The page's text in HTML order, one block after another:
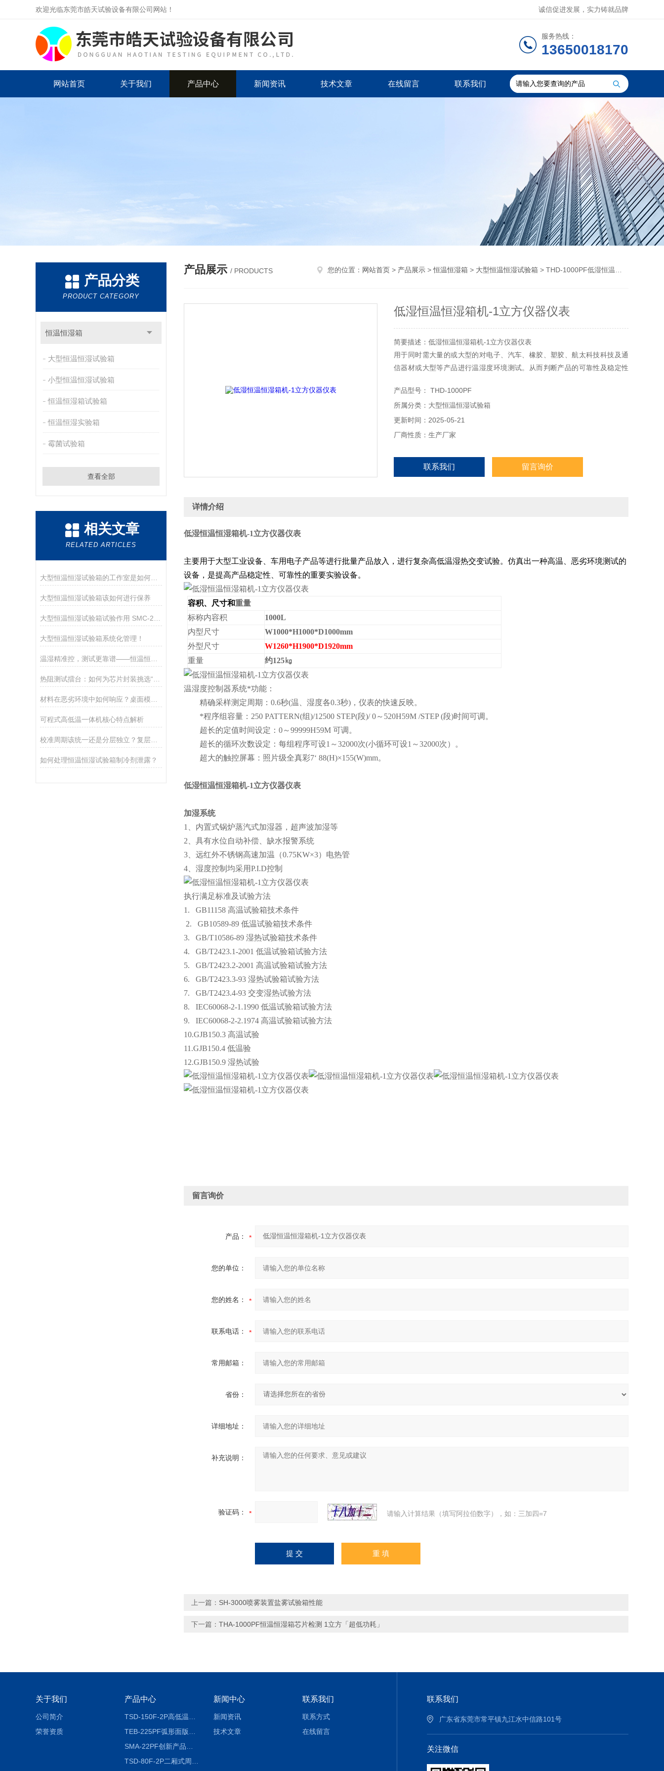
欢迎光临东莞市皓天试验设备有限公司网站！ 诚信促进发展，实力铸就品牌
服务热线：
13650018170
网站首页 关于我们 产品中心 新闻资讯 技术文章 在线留言 联系我们
产品分类
PRODUCT CATEGORY
恒温恒湿箱
大型恒温恒湿试验箱
小型恒温恒湿试验箱
恒温恒湿箱试验箱
恒温恒湿实验箱
霉菌试验箱
查看全部
相关文章
RELATED ARTICLES
大型恒温恒湿试验箱的工作室是如何保养的？
大型恒温恒湿试验箱该如何进行保养
大型恒温恒湿试验箱系统化管理！
可程式高低温一体机核心特点解析
校准周期该统一还是分层独立？复层式高低温试验箱湿度传感器的关键抉择
如何处理恒温恒湿试验箱制冷剂泄露？
产品展示 / PRODUCTS 您的位置： 网站首页 > 产品展示 >恒温恒湿箱 > 大型恒温恒湿试验箱 > THD-1000PF低湿恒温恒湿箱机-1立方仪器仪表
低湿恒温恒湿箱机-1立方仪器仪表
简要描述：低湿恒温恒湿箱机-1立方仪器仪表
用于同时需大量的或大型的对电子、汽车、橡胶、塑胶、航太科技科技及通
信器材或大型等产品进行温湿度环境测试。从而判断产品的可靠性及稳定性
产品型号： THD-1000PF
所属分类：大型恒温恒湿试验箱
更新时间：2025-05-21
厂商性质：生产厂家
联系我们 留言询价
详情介绍
低湿恒温恒湿箱机-1立方仪器仪表
主要用于大型工业设备、车用电子产品等进行批量产品放入，进行复杂高低温湿热交变试验。仿真出一种高温、恶劣环境测试的
设备，是提高产品稳定性、可靠性的重要实验设备。
容积、尺寸和重量
标称内容积
1000L
内型尺寸
W1000*H1000*D1000mm
外型尺寸
W1260*H1900*D1920mm
重量
约125 ㎏
温湿度控制器系统*功能：
精确采样测定周期：0.6秒(温、湿度各0.3秒)，仪表的快速反映。
*程序组容量：250 PATTERN(组)/12500 STEP(段)/ 0～520H59M /STEP (段)时间可调。
超长的定值时间设定：0～99999H59M 可调。
超长的循环次数设定：每组程序可设1～32000次(小循环可设1～32000次）。
超大的触控屏幕：照片级全真彩7‘ 88(H)×155(W)mm。
低湿恒温恒湿箱机-1立方仪器仪表
加湿系统
1、内置式锅炉蒸汽式加湿器，超声波加湿等
2、具有水位自动补偿、缺水报警系统
3、远红外不锈钢高速加温（0.75KW×3）电热管
4、湿度控制均采用P.I.D控制
执行满足标准及试验方法
1. GB11158 高温试验箱技术条件
2. GB10589-89 低温试验箱技术条件
3. GB/T10586-89 湿热试验箱技术条件
4. GB/T2423.1-2001 低温试验箱试验方法
5. GB/T2423.2-2001 高温试验箱试验方法
6. GB/T2423.3-93 湿热试验箱试验方法
7. GB/T2423.4-93 交变湿热试验方法
8. IEC60068-2-1.1990 低温试验箱试验方法
9. IEC60068-2-2.1974 高温试验箱试验方法
10.GJB150.3 高温试验
11.GJB150.4 低温验
12.GJB150.9 湿热试验
留言询价
产品：
您的单位：
您的姓名：
联系电话：
常用邮箱：
省份：
详细地址：
补充说明：
验证码： 请输入计算结果（填写阿拉伯数字），如：三加四=7
上一篇： SH-3000喷雾装置盐雾试验箱性能
下一篇： THA-1000PF恒温恒湿箱芯片检测 1立方「超低功耗」
关于我们
公司简介
荣誉资质
产品中心 新闻中心
新闻资讯
技术文章
联系我们
联系方式
在线留言
联系我们
广东省东莞市常平镇九江水中信路101号
关注微信